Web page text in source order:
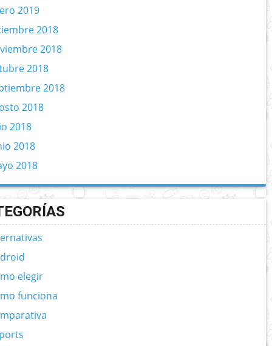
2019
2018
2018
2018
2018
2018
2018
2018
2018
elegir
funciona